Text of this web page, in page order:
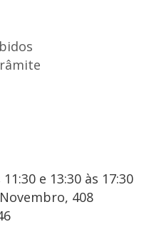
e 13:30 às 17:30
408